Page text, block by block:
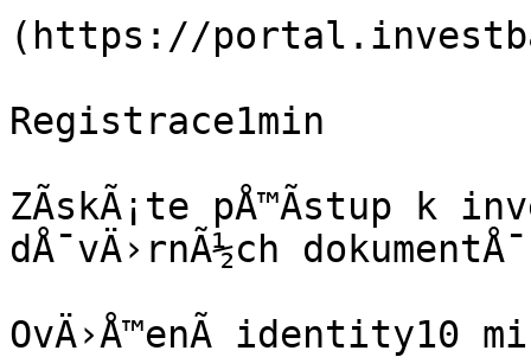
(https://
Registrace1min
ZÃ­skÃ¡te pÅ™Ã­stup k
dÅ¯vÄ›rnÃ½ch dokumentÅ¯
OvÄ›Å™enÃ­ identity10